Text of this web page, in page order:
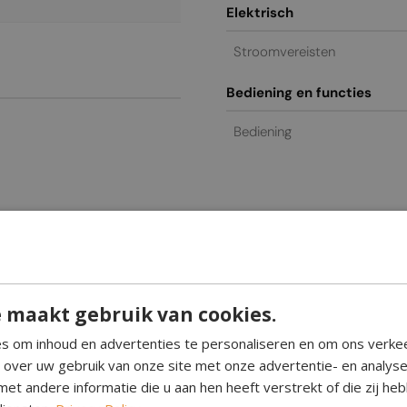
Elektrisch
Stroomvereisten
Bediening en functies
Bediening
Green
verwarming met een elegant design. Deze
voor uw huis is.
efficiënt en schoon, waardoor een schoorsteen overbodig
maakt gebruik van cookies.
om inhoud en advertenties te personaliseren en om ons
uw gebruik van onze site met onze advertentie- en
andere informatie die u aan hen heeft verstrekt of die zij